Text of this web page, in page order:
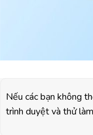
Nếu các bạn không
trình duyệt và thử